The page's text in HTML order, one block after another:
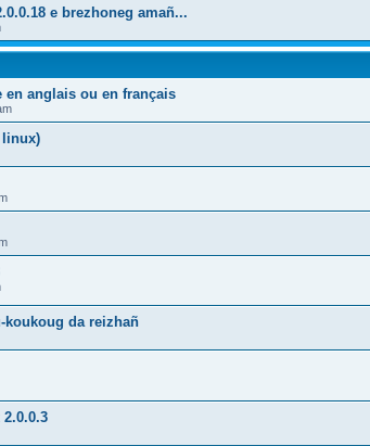
e brezhoneg amañ...
en anglais ou en français
linux)
koukoug da reizhañ